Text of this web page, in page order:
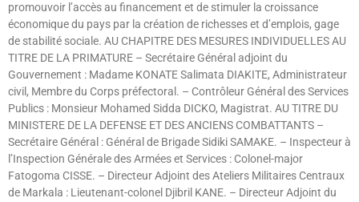
promouvoir l’accès au financement et de stimuler la croissance
économique du pays par la création de richesses et d’emplois, gage
de stabilité sociale. AU CHAPITRE DES MESURES INDIVIDUELLES AU
TITRE DE LA PRIMATURE – Secrétaire Général adjoint du
Gouvernement : Madame KONATE Salimata DIAKITE, Administrateur
civil, Membre du Corps préfectoral. – Contrôleur Général des Services
Publics : Monsieur Mohamed Sidda DICKO, Magistrat. AU TITRE DU
MINISTERE DE LA DEFENSE ET DES ANCIENS COMBATTANTS –
Secrétaire Général : Général de Brigade Sidiki SAMAKE. – Inspecteur à
l’Inspection Générale des Armées et Services : Colonel-major
Fatogoma CISSE. – Directeur Adjoint des Ateliers Militaires Centraux
de Markala : Lieutenant-colonel Djibril KANE. – Directeur Adjoint du